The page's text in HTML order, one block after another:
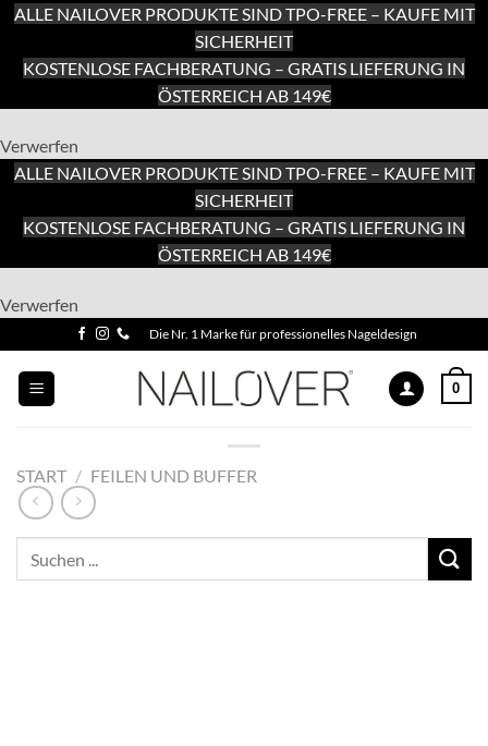
ALLE NAILOVER PRODUKTE SIND TPO-FREE – KAUFE MIT
SICHERHEIT
KOSTENLOSE FACHBERATUNG – GRATIS LIEFERUNG IN
ÖSTERREICH AB 149€
Verwerfen
ALLE NAILOVER PRODUKTE SIND TPO-FREE – KAUFE MIT
SICHERHEIT
KOSTENLOSE FACHBERATUNG – GRATIS LIEFERUNG IN
ÖSTERREICH AB 149€
Verwerfen
Inhalt
Inhalt
springen
Die Nr. 1 Marke für professionelles Nageldesign
0
START / FEILEN UND BUFFER